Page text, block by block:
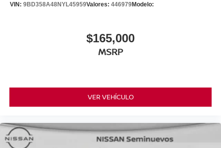
VIN: 9BD358A48NYL45959Valores: 446979Modelo:
$165,000
MSRP
VER VEHÍCULO